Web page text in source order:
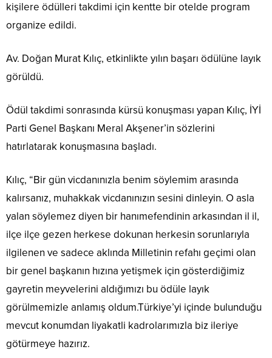
kişilere ödülleri takdimi için kentte bir otelde program
organize edildi.
Av. Doğan Murat Kılıç, etkinlikte yılın başarı ödülüne layık
görüldü.
Ödül takdimi sonrasında kürsü konuşması yapan Kılıç, İYİ
Parti Genel Başkanı Meral Akşener’in sözlerini
hatırlatarak konuşmasına başladı.
Kılıç, “Bir gün vicdanınızla benim söylemim arasında
kalırsanız, muhakkak vicdanınızın sesini dinleyin. O asla
yalan söylemez diyen bir hanımefendinin arkasından il il,
ilçe ilçe gezen herkese dokunan herkesin sorunlarıyla
ilgilenen ve sadece aklında Milletinin refahı geçimi olan
bir genel başkanın hızına yetişmek için gösterdiğimiz
gayretin meyvelerini aldığımızı bu ödüle layık
görülmemizle anlamış oldum.Türkiye’yi içinde bulunduğu
mevcut konumdan liyakatli kadrolarımızla biz ileriye
götürmeye hazırız.